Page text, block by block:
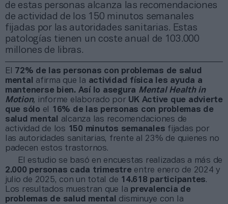
de estas personas alcanza las recomendaciones
de actividad de los 150 minutos semanales
fijadas por las autoridades sanitarias. Estas
patologías tienen un coste anual de 103.000
millones de libras.
El
72% de las personas con problemas de salud
mental
afirma que la actividad física les ayuda a
mantenerse bien. Así lo asegura Mental Health in
Motion, informe elaborado por UK Active que advierte
que sólo el
16% de las personas con problemas de
salud mental
alcanza las recomendaciones de
actividad de los 150 minutos semanales fijadas por
las autoridades sanitarias, frente al 23% de quienes no
padecen estos trastornos.
El estudio se basó en encuestas realizadas a más de
2.000 personas cada trimestre entre enero de 2024 y
julio de 2025, con un total de 14.618 participantes.
Los resultados muestran que la prevalencia de
problemas de salud mental
disminuye con la